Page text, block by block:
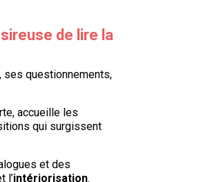
de lire la
ses questionnements,
accueille les
qui surgissent
et des
l’intériorisation.